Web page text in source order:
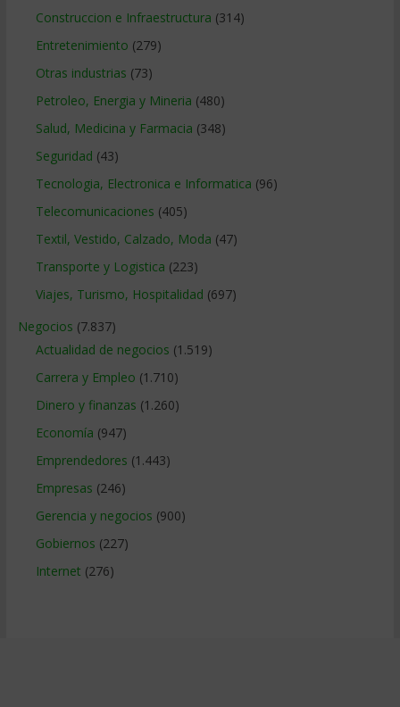
Construccion e Infraestructura (314)
Entretenimiento (279)
Otras industrias (73)
Petroleo, Energia y Mineria (480)
Salud, Medicina y Farmacia (348)
Seguridad (43)
Tecnologia, Electronica e Informatica (96)
Telecomunicaciones (405)
Textil, Vestido, Calzado, Moda (47)
Transporte y Logistica (223)
Viajes, Turismo, Hospitalidad (697)
Negocios (7.837)
Actualidad de negocios (1.519)
Carrera y Empleo (1.710)
Dinero y finanzas (1.260)
Economía (947)
Emprendedores (1.443)
Empresas (246)
Gerencia y negocios (900)
Gobiernos (227)
Internet (276)